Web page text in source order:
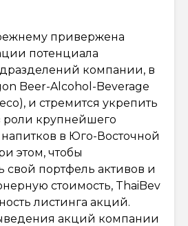
привержена
потенциала
компании, в
Beer-Alcohol-Beverage
и стремится укрепить
крупнейшего
в Юго-Восточной
этом, чтобы
свой портфель активов и
стоимость, ThaiBev
листинга акций.
акций компании